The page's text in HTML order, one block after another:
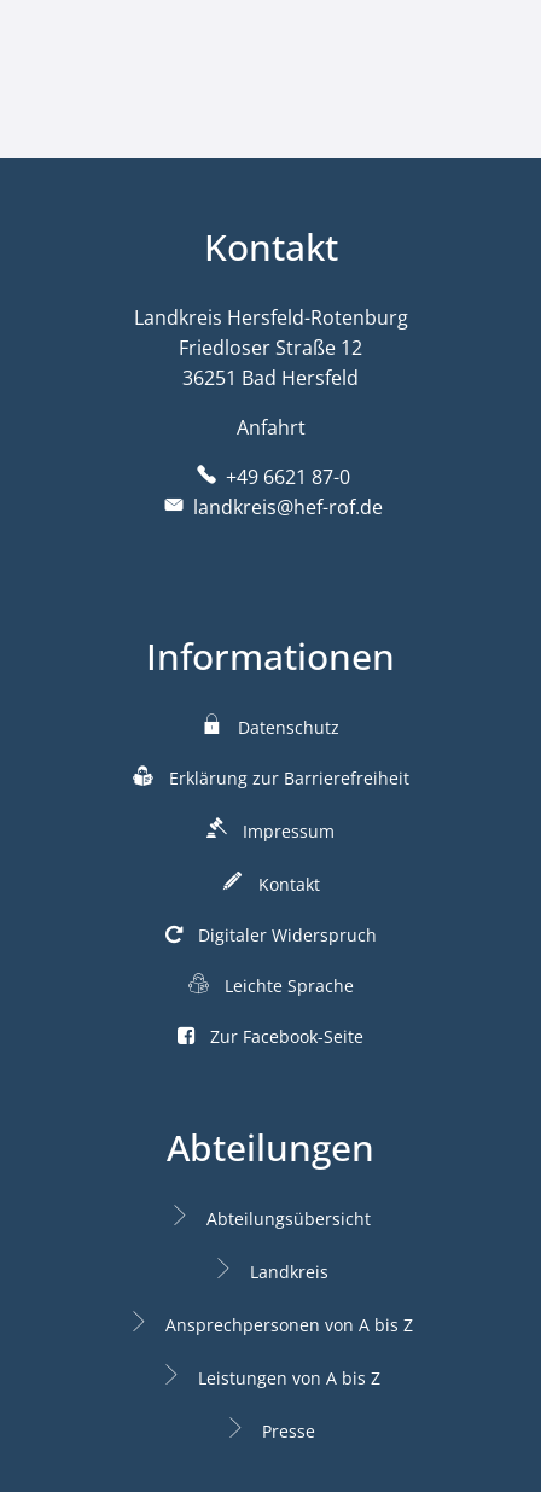
Kontakt
Landkreis Hersfeld-Rotenburg
Friedloser Straße 12
36251 Bad Hersfeld
Anfahrt
+49 6621 87-0
landkreis@hef-rof.de
Informationen
Datenschutz
Erklärung zur Barrierefreiheit
Impressum
Kontakt
Digitaler Widerspruch
Leichte Sprache
Zur Facebook-Seite
Abteilungen
Abteilungsübersicht
Landkreis
Ansprechpersonen von A bis Z
Leistungen von A bis Z
Presse